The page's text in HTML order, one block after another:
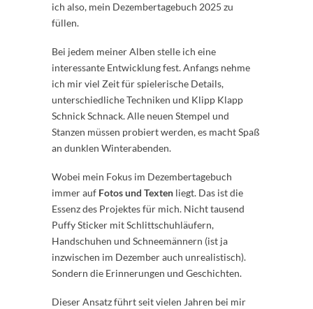
ich also, mein Dezembertagebuch 2025 zu
füllen.
Bei jedem meiner Alben stelle ich eine
interessante Entwicklung fest. Anfangs nehme
ich mir viel Zeit für spielerische Details,
unterschiedliche Techniken und Klipp Klapp
Schnick Schnack. Alle neuen Stempel und
Stanzen müssen probiert werden, es macht Spaß
an dunklen Winterabenden.
Wobei mein Fokus im Dezembertagebuch
immer auf Fotos und Texten liegt. Das ist die
Essenz des Projektes für mich. Nicht tausend
Puffy Sticker mit Schlittschuhläufern,
Handschuhen und Schneemännern (ist ja
inzwischen im Dezember auch unrealistisch).
Sondern die Erinnerungen und Geschichten.
Dieser Ansatz führt seit vielen Jahren bei mir